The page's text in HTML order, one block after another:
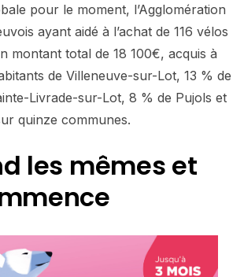
pour le moment, l’Agglomération
ayant aidé à l’achat de 116 vélos
montant total de 18 100€, acquis à
de Villeneuve-sur-Lot, 13 % de
Livrade-sur-Lot, 8 % de Pujols et
quinze communes.
les mêmes et